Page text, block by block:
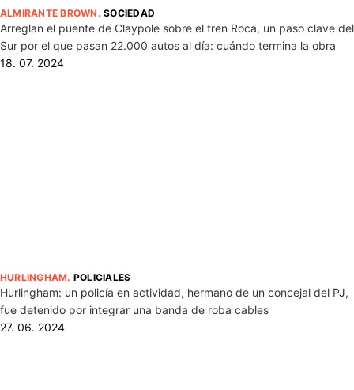
ALMIRANTE BROWN .SOCIEDAD
Arreglan el puente de Claypole sobre el tren Roca, un paso clave del
Sur por el que pasan 22.000 autos al día: cuándo termina la obra
18. 07. 2024
HURLINGHAM. POLICIALES
Hurlingham: un policía en actividad, hermano de un concejal del PJ,
fue detenido por integrar una banda de roba cables
27. 06. 2024